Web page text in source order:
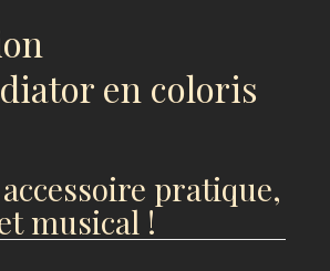
en coloris
pratique,
musical !